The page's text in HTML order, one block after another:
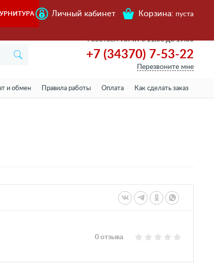
Личный кабинет Корзина: пуста
РаботаемПн-пт с 11.00 до 19.00
+7 (34370) 7-53-22
Перезвоните мне
и обмен Правила работы Оплата Как сделать заказ
0 отзыва